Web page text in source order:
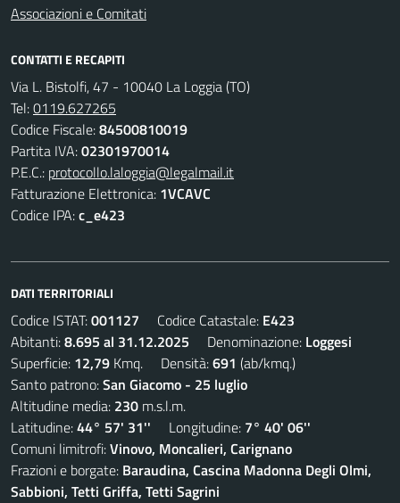
Associazioni e Comitati
CONTATTI E RECAPITI
Via L. Bistolfi, 47 - 10040 La Loggia (TO)
Tel:0119.627265
Codice Fiscale:84500810019
Partita IVA:02301970014
P.E.C.: protocollo.laloggia@legalmail.it
Fatturazione Elettronica: 1VCAVC
Codice IPA:c_e423
DATI TERRITORIALI
Codice ISTAT:001127 Codice Catastale: E423
Abitanti:8.695 al 31.12.2025 Denominazione: Loggesi
Superficie: 12,79 Kmq. Densità:691 (ab/kmq.)
Santo patrono:San Giacomo - 25 luglio
Altitudine media: 230 m.s.l.m.
Latitudine:44° 57' 31'' Longitudine: 7° 40' 06''
Comuni limitrofi:Vinovo, Moncalieri, Carignano
Frazioni e borgate: Baraudina, Cascina Madonna Degli Olmi,
Sabbioni, Tetti Griffa, Tetti Sagrini